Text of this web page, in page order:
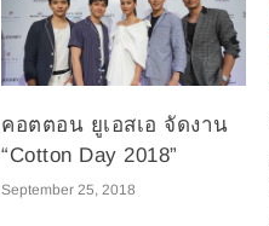
คอตตอน ยูเอสเอ จัดงาน
“Cotton Day 2018”
September 25, 2018